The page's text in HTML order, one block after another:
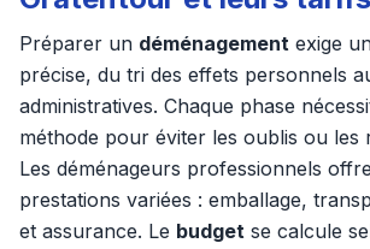
Préparer un déménagement exige
précise, du tri des effets personnels
administratives. Chaque phase
méthode pour éviter les oublis ou les
Les déménageurs professionnels
prestations variées : emballage,
et assurance. Le budget se calcule